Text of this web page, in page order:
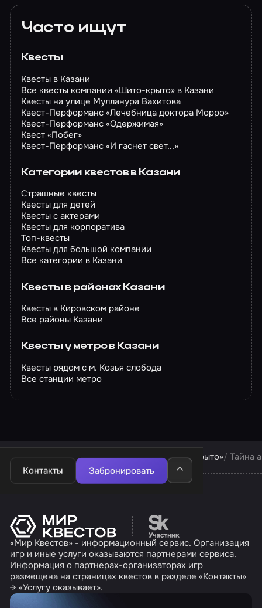
Часто ищут
Квесты
Квесты в Казани
Все квесты компании «Шито-крыто» в Казани
Квесты на улице Мулланура Вахитова
Квест-Перформанс «Лечебница доктора Морро»
Квест-Перформанс «Одержимая»
Квест «Побег»
Квест-Перформанс «И гаснет свет...»
Категории квестов в Казани
Страшные квесты
Квесты для детей
Квесты с актерами
Квесты для корпоратива
Топ-квесты
Квесты для большой компании
Все категории в Казани
Квесты в районах Казани
Квесты в Кировском районе
Все районы Казани
Квесты у метро в Казани
Квесты рядом с м. Козья слобода
Все станции метро
Контакты Забронировать
Квесты в Казани Квесты компании «Шито-крыто» Тайна
Перейти на сайт
«Мир Квестов» - информационный сервис. Организация
игр и иные услуги оказываются партнерами сервиса.
Информация о партнерах-организаторах игр
размещена на страницах квестов в разделе «Контакты»
→ «Услугу оказывает».